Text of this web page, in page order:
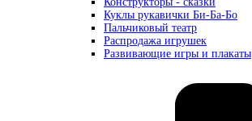
Куклы рукавички Би-Ба-Бо
Пальчиковый театр
Распродажа игрушек
Развивающие игры и плакаты